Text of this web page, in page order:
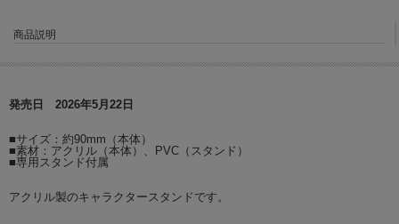
商品説明
発売日 2026年5月22日
■サイズ：約90mm（本体）
■素材：アクリル（本体）、PVC（スタンド）
■専用スタンド付属
アクリル製のキャラクタースタンドです。